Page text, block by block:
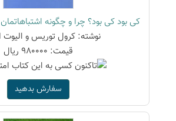
کی بود کی بود؟ چرا و چگونه
نوشته: کرول توریس و الیوت
قیمت: 980000 ریال
سفارش بدهید